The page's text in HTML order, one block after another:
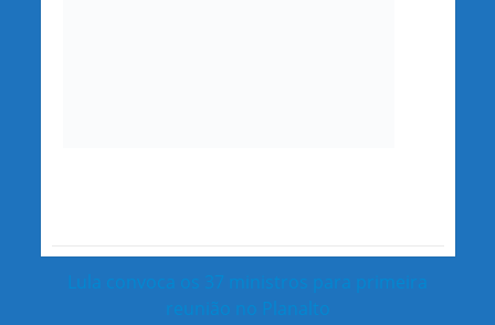
Lula convoca os 37 ministros para primeira
reunião no Planalto